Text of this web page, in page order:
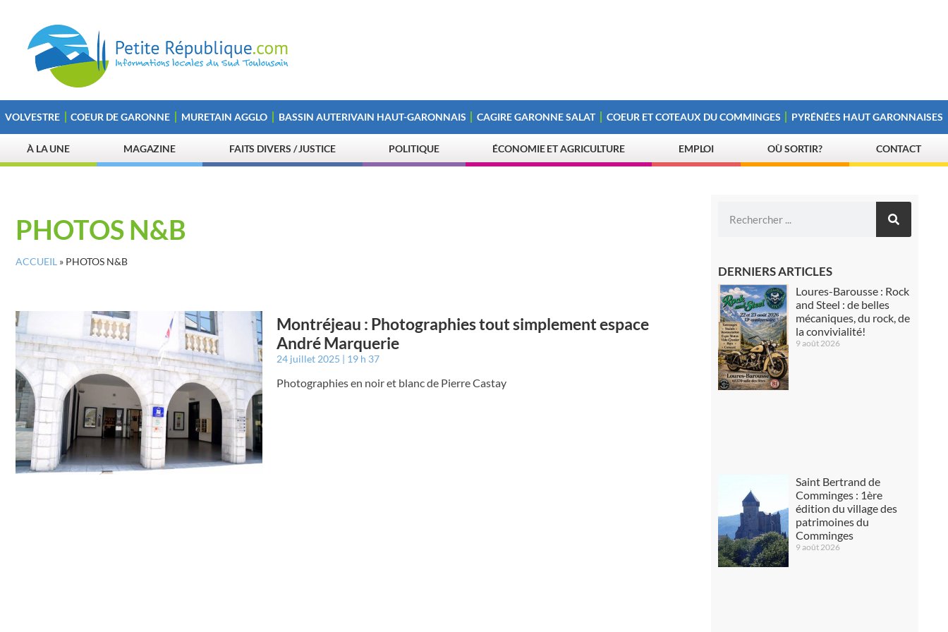
VOLVESTRE COEUR DE GARONNE MURETAIN AGGLO BASSIN AUTERIVAIN HAUT-GARONNAIS CAGIRE GARONNE SALAT COEUR ET COTEAUX DU COMMINGES PYRÉNÉES HAUT GARONNAISES
À LA UNE MAGAZINE FAITS DIVERS / JUSTICE POLITIQUE ÉCONOMIE ET AGRICULTURE EMPLOI OÙ SORTIR? CONTACT
PHOTOS N&B
ACCUEIL » PHOTOS N&B
Montréjeau : Photographies tout simplement espace
André Marquerie
24 juillet 2025 19 h 37
Photographies en noir et blanc de Pierre Castay
DERNIERS ARTICLES
Loures-Barousse : Rock
and Steel : de belles
mécaniques, du rock, de
la convivialité!
9 août 2026
Saint Bertrand de
Comminges : 1ère
édition du village des
patrimoines du
Comminges
9 août 2026